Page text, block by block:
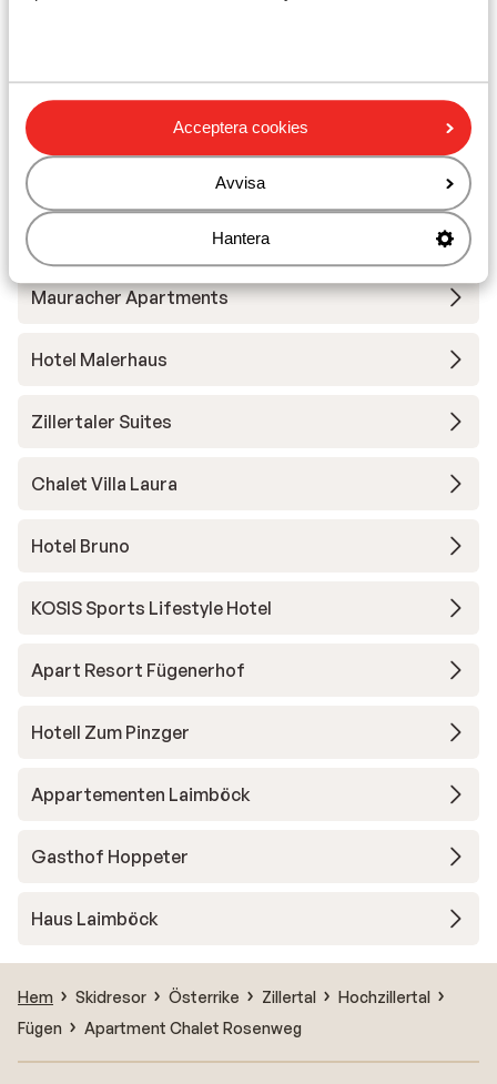
Acceptera cookies
Avvisa
Hantera
Apart Emma
Lägenheter Höllwarth
Mauracher Apartments
Hotel Malerhaus
Zillertaler Suites
Chalet Villa Laura
Hotel Bruno
KOSIS Sports Lifestyle Hotel
Apart Resort Fügenerhof
Hotell Zum Pinzger
Appartementen Laimböck
Gasthof Hoppeter
Haus Laimböck
Hem Skidresor Österrike Zillertal
Hochzillertal
Fügen
Apartment Chalet Rosenweg